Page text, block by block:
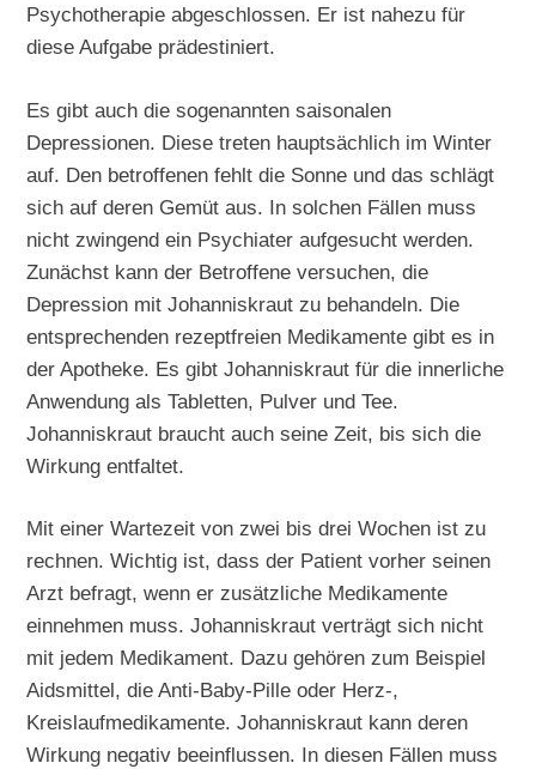
Psychotherapie abgeschlossen. Er ist nahezu für
diese Aufgabe prädestiniert.
Es gibt auch die sogenannten saisonalen
Depressionen. Diese treten hauptsächlich im Winter
auf. Den betroffenen fehlt die Sonne und das schlägt
sich auf deren Gemüt aus. In solchen Fällen muss
nicht zwingend ein Psychiater aufgesucht werden.
Zunächst kann der Betroffene versuchen, die
Depression mit Johanniskraut zu behandeln. Die
entsprechenden rezeptfreien Medikamente gibt es in
der Apotheke. Es gibt Johanniskraut für die innerliche
Anwendung als Tabletten, Pulver und Tee.
Johanniskraut braucht auch seine Zeit, bis sich die
Wirkung entfaltet.
Mit einer Wartezeit von zwei bis drei Wochen ist zu
rechnen. Wichtig ist, dass der Patient vorher seinen
Arzt befragt, wenn er zusätzliche Medikamente
einnehmen muss. Johanniskraut verträgt sich nicht
mit jedem Medikament. Dazu gehören zum Beispiel
Aidsmittel, die Anti-Baby-Pille oder Herz-,
Kreislaufmedikamente. Johanniskraut kann deren
Wirkung negativ beeinflussen. In diesen Fällen muss